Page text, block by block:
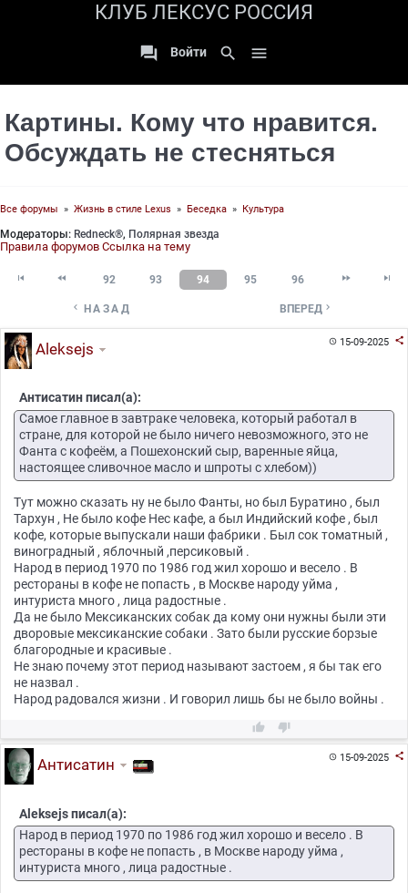
КЛУБ ЛЕКСУС РОССИЯ
 Войти search 
Картины. Кому что нравится.
Обсуждать не стесняться
Все форумы » Жизнь в стиле Lexus » Беседка » Культура
Модераторы: Redneck®, Полярная звезда
Правила форумов Ссылка на тему
  92 93 94 95 96  
 НАЗАД ВПЕРЕД 
15-09-2025 
Aleksejs
Антисатин писал(а):
Самое главное в завтраке человека, который работал в
стране, для которой не было ничего невозможного, это не
Фанта с кофеём, а Пошехонский сыр, варенные яйца,
настоящее сливочное масло и шпроты с хлебом))
Тут можно сказать ну не было Фанты, но был Буратино , был
Тархун , Не было кофе Нес кафе, а был Индийский кофе , был
кофе, которые выпускали наши фабрики . Был сок томатный ,
виноградный , яблочный ,персиковый .
Народ в период 1970 по 1986 год жил хорошо и весело . В
рестораны в кофе не попасть , в Москве народу уйма ,
интуриста много , лица радостные .
Да не было Мексиканских собак да кому они нужны были эти
дворовые мексиканские собаки . Зато были русские борзые
благородные и красивые .
Не знаю почему этот период называют застоем , я бы так его
не назвал .
Народ радовался жизни . И говорил лишь бы не было войны .
 
15-09-2025 
Антисатин
Aleksejs писал(а):
Народ в период 1970 по 1986 год жил хорошо и весело . В
рестораны в кофе не попасть , в Москве народу уйма ,
интуриста много , лица радостные .